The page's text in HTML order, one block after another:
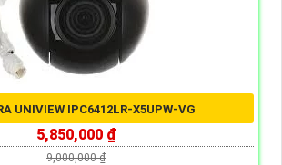
UNIVIEW IPC6412LR-X5UPW-VG
5,850,000 ₫
9,000,000 ₫